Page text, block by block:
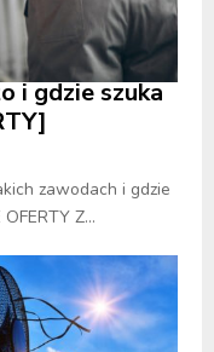
i gdzie szuka
zawodach i gdzie
Z...